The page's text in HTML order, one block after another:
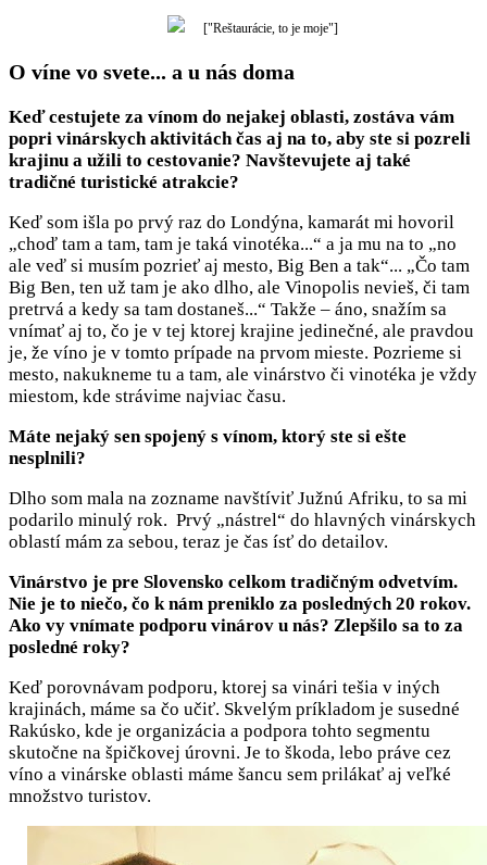
["Reštaurácie, to je moje"]
O víne vo svete... a u nás doma
Keď cestujete za vínom do nejakej oblasti, zostáva vám
popri vinárskych aktivitách čas aj na to, aby ste si pozreli
krajinu a užili to cestovanie? Navštevujete aj také
tradičné turistické atrakcie?
Keď som išla po prvý raz do Londýna, kamarát mi hovoril
„choď tam a tam, tam je taká vinotéka...“ a ja mu na to „no
ale veď si musím pozrieť aj mesto, Big Ben a tak“... „Čo tam
Big Ben, ten už tam je ako dlho, ale Vinopolis nevieš, či tam
pretrvá a kedy sa tam dostaneš...“ Takže – áno, snažím sa
vnímať aj to, čo je v tej ktorej krajine jedinečné, ale pravdou
je, že víno je v tomto prípade na prvom mieste. Pozrieme si
mesto, nakukneme tu a tam, ale vinárstvo či vinotéka je vždy
miestom, kde strávime najviac času.
Máte nejaký sen spojený s vínom, ktorý ste si ešte
nesplnili?
Dlho som mala na zozname navštíviť Južnú Afriku, to sa mi
podarilo minulý rok. Prvý „nástrel“ do hlavných vinárskych
oblastí mám za sebou, teraz je čas ísť do detailov.
Vinárstvo je pre Slovensko celkom tradičným odvetvím.
Nie je to niečo, čo k nám preniklo za posledných 20 rokov.
Ako vy vnímate podporu vinárov u nás? Zlepšilo sa to za
posledné roky?
Keď porovnávam podporu, ktorej sa vinári tešia v iných
krajinách, máme sa čo učiť. Skvelým príkladom je susedné
Rakúsko, kde je organizácia a podpora tohto segmentu
skutočne na špičkovej úrovni. Je to škoda, lebo práve cez
víno a vinárske oblasti máme šancu sem prilákať aj veľké
množstvo turistov.